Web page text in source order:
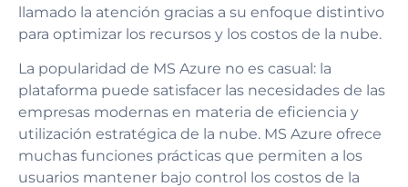
llamado la atención gracias a su enfoque distintivo
para optimizar los recursos y los costos de la nube.
La popularidad de MS Azure no es casual: la
plataforma puede satisfacer las necesidades de las
empresas modernas en materia de eficiencia y
utilización estratégica de la nube. MS Azure ofrece
muchas funciones prácticas que permiten a los
usuarios mantener bajo control los costos de la